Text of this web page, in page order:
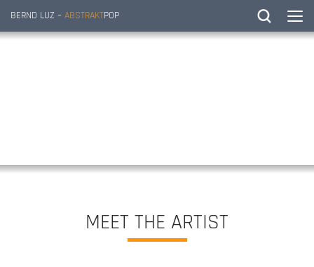
BERND LUZ – ABSTRAKTPOP
MEET THE ARTIST